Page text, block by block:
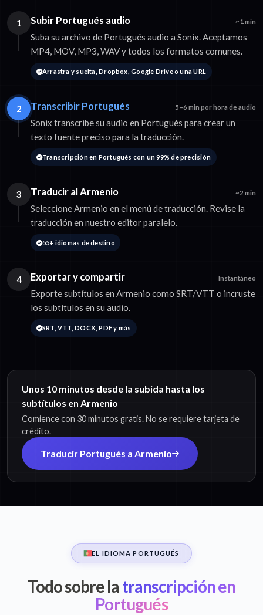
1 Subir Portugués audio ~1 min
Suba su archivo de Portugués audio a Sonix. Aceptamos
MP4, MOV, MP3, WAV y todos los formatos comunes.
Arrastra y suelta, Dropbox, Google Drive o una URL
2 Transcribir Portugués 5–6 min por hora de audio
Sonix transcribe su audio en Portugués para crear un
texto fuente preciso para la traducción.
Transcripción en Portugués con un 99% de precisión
3 Traducir al Armenio ~2 min
Seleccione Armenio en el menú de traducción. Revise la
traducción en nuestro editor paralelo.
55+ idiomas de destino
4 Exportar y compartir Instantáneo
Exporte subtítulos en Armenio como SRT/VTT o incruste
los subtítulos en su audio.
SRT, VTT, DOCX, PDF y más
Unos 10 minutos desde la subida hasta los
subtítulos en Armenio
Comience con 30 minutos gratis. No se requiere tarjeta de
crédito.
Traducir Portugués a Armenio
EL IDIOMA PORTUGUÉS
Todo sobre la transcripción en
Portugués